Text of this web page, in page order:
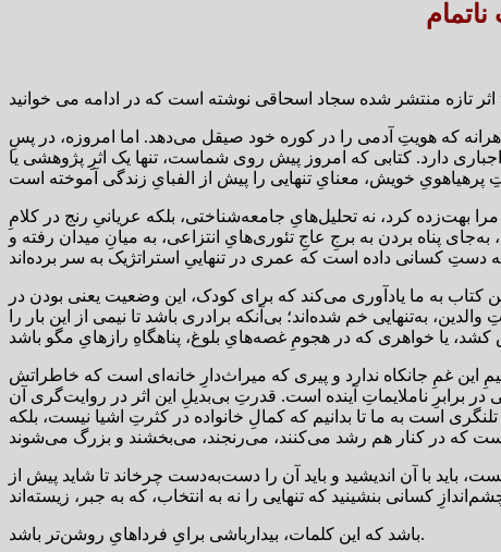
که هویتِ آدمی را در کوره خود صیقل می‌دهد. اما امروزه، در پسِ
دارد. کتابی که امروز پیش روی شماست، تنها یک اثرِ پژوهشی یا
بهت‌زده کرد، نه تحلیل‌هایِ جامعه‌شناختی، بلکه عریانیِ رنج در کلامِ
پناه بردن به برجِ عاجِ تئوری‌هایِ انتزاعی، به میانِ میدان رفته و
کتاب به ما یادآوری می‌کند که برای کودک، این وضعیت یعنی بودن در
به‌تنهایی خم شده‌اند؛ بی‌آنکه برادری باشد تا نیمی از این بار را
غمِ جانکاه ندارد و پیری که میراث‌دارِ خانه‌ای است که خاطراتش
برابرِ ناملایماتِ آینده است. قدرتِ بی‌بدیلِ این اثر در روایت‌گری آن
است به ما تا بدانیم که کمالِ خانواده در کثرتِ اشیا نیست، بلکه
باید با آن اندیشید و باید آن را دست‌به‌دست چرخاند تا شاید پیش از
باشد که این کلمات، بیدارباشی برایِ فرداهایِ روشن‌تر باشد.